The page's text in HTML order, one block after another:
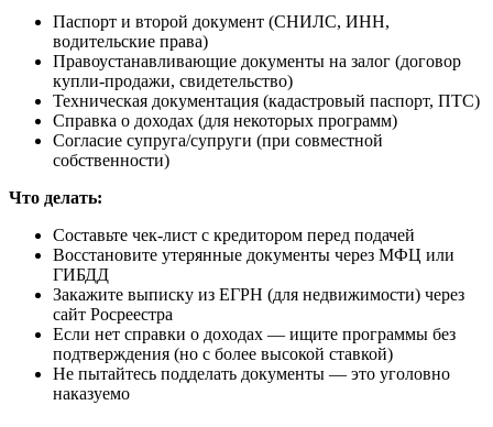
Паспорт и второй документ (СНИЛС, ИНН,
водительские права)
Правоустанавливающие документы на залог (договор
купли-продажи, свидетельство)
Техническая документация (кадастровый паспорт, ПТС)
Справка о доходах (для некоторых программ)
Согласие супруга/супруги (при совместной
собственности)
Что делать:
Составьте чек-лист с кредитором перед подачей
Восстановите утерянные документы через МФЦ или
ГИБДД
Закажите выписку из ЕГРН (для недвижимости) через
сайт Росреестра
Если нет справки о доходах — ищите программы без
подтверждения (но с более высокой ставкой)
Не пытайтесь подделать документы — это уголовно
наказуемо